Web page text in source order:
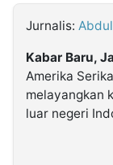
Kabarbaru.co
Jurnalis:
Kabar Baru,
Amerika
melayangkan
luar negeri